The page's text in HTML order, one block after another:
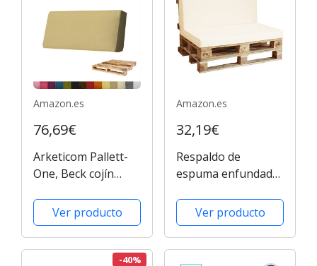
Amazon.es
76,69€
Arketicom Pallett-
One, Beck cojín
Pallet en varias
medidas y colores,
poliuretano alta
densidad HD mezcla
Ver producto
Amazon.es
32,19€
Respaldo de
espuma enfundado
PaletVer producto
-40%